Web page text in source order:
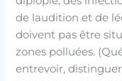
de laudition et de
doivent pas être
zones polluées.
entrevoir,